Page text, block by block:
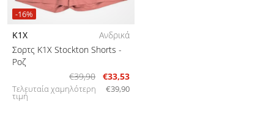
-16%
K1X
Ανδρικά
Σορτς K1X Stockton Shorts -
Ροζ
€39,90
€33,53
Τελευταία χαμηλότερη
τιμή
€39,90